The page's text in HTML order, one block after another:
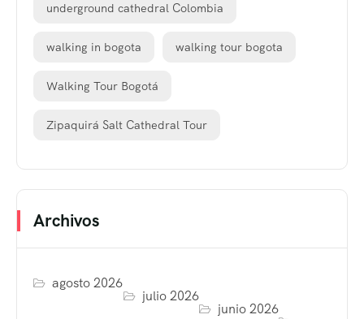
underground cathedral Colombia
walking in bogota walking tour bogota
Walking Tour Bogotá
Zipaquirá Salt Cathedral Tour
Archivos
agosto 2026
julio 2026
junio 2026